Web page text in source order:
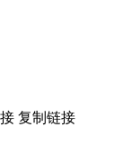
复制链接